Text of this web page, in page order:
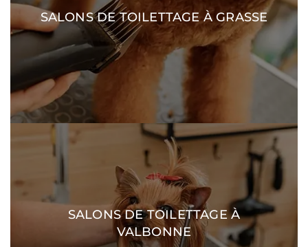
SALONS DE TOILETTAGE À GRASSE
DÉCOUVRIR
SALONS DE TOILETTAGE À
VALBONNE
DÉCOUVRIR